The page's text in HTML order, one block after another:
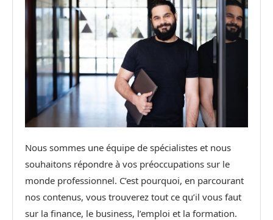
Nous sommes une équipe de spécialistes et nous
souhaitons répondre à vos préoccupations sur le
monde professionnel. C’est pourquoi, en parcourant
nos contenus, vous trouverez tout ce qu’il vous faut
sur la finance, le business, l’emploi et la formation.